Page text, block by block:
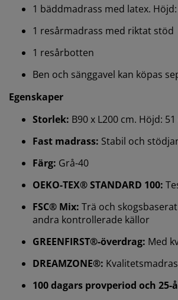
1 bäddmadrass med latex.
1 resårmadrass med riktat stöd
1 resårbotten
Ben och sänggavel kan köpas
Egenskaper
Storlek: B90 x L200 cm. Höjd:
Fast madrass: Stabil och
Färg: Grå-40
OEKO-TEX® STANDARD 100:
FSC® Mix: Trä och
andra kontrollerade källor
GREENFIRST®-överdrag: Med
DREAMZONE®:
100 dagars provperiod och